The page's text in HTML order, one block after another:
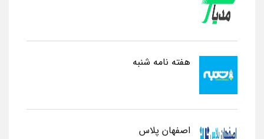
هفته نامه شنبه
اصفهان پلاس